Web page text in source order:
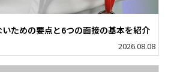
ための要点と6つの面接の基本を紹介
2026.08.08